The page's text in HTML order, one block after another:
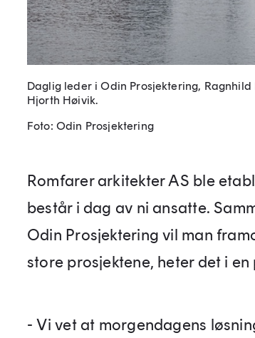
Daglig leder i Odin Prosjektering,
Hjorth Høivik.
Foto: Odin Prosjektering
Romfarer arkitekter AS ble
består i dag av ni ansatte.
Odin Prosjektering vil man
store prosjektene, heter det i en
- Vi vet at morgendagens